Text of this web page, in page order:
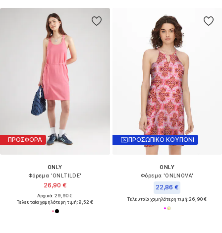
ΠΡΟΣΦΟΡΑ
ONLY
Φόρεμα 'ONLTILDE'
26,90 €
Αρχικά: 29,90 €
Τελευταία χαμηλότερη τιμή:9,52 €
ΠΡΟΣΩΠΙΚΟ ΚΟΥΠΟΝΙ
ONLY
Φόρεμα 'ONLNOVA'
22,86 €
Τελευταία χαμηλότερη τιμή:26,90 €